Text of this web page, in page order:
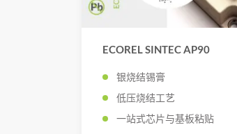
ECOREL SINTEC AP90
银烧结锡膏
低压烧结工艺
一站式芯片与基板粘贴